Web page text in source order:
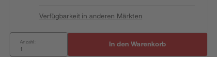
Verfügbarkeit in anderen Märkten
Anzahl: In den Warenkorb